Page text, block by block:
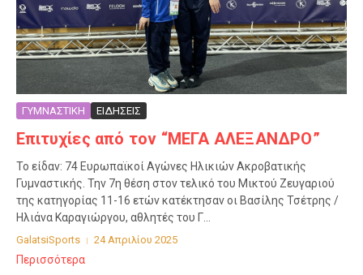
ΓΥΜΝΑΣΤΙΚΗ ΕΙΔΗΣΕΙΣ
Επιτυχίες από τον “ΜΕΓΑ ΑΛΕΞΑΝΔΡΟ”
Το είδαν: 74 Ευρωπαϊκοί Αγώνες Ηλικιών Ακροβατικής
Γυμναστικής. Την 7η θέση στον τελικό του Μικτού Ζευγαριού
της κατηγορίας 11-16 ετών κατέκτησαν οι Βασίλης Τσέτρης /
Ηλιάνα Καραγιώργου, αθλητές του Γ...
GalatsiSports 24 Απριλίου 2025
Περισσότερα